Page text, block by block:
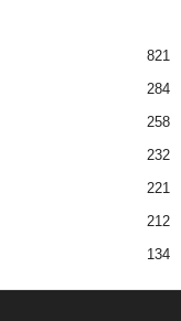
821
284
258
232
221
212
134